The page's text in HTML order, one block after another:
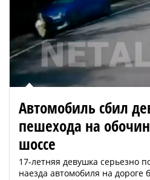
Автомобиль сбил
пешехода на
шоссе
17-летняя девушка серьезно
наезда автомобиля на дороге